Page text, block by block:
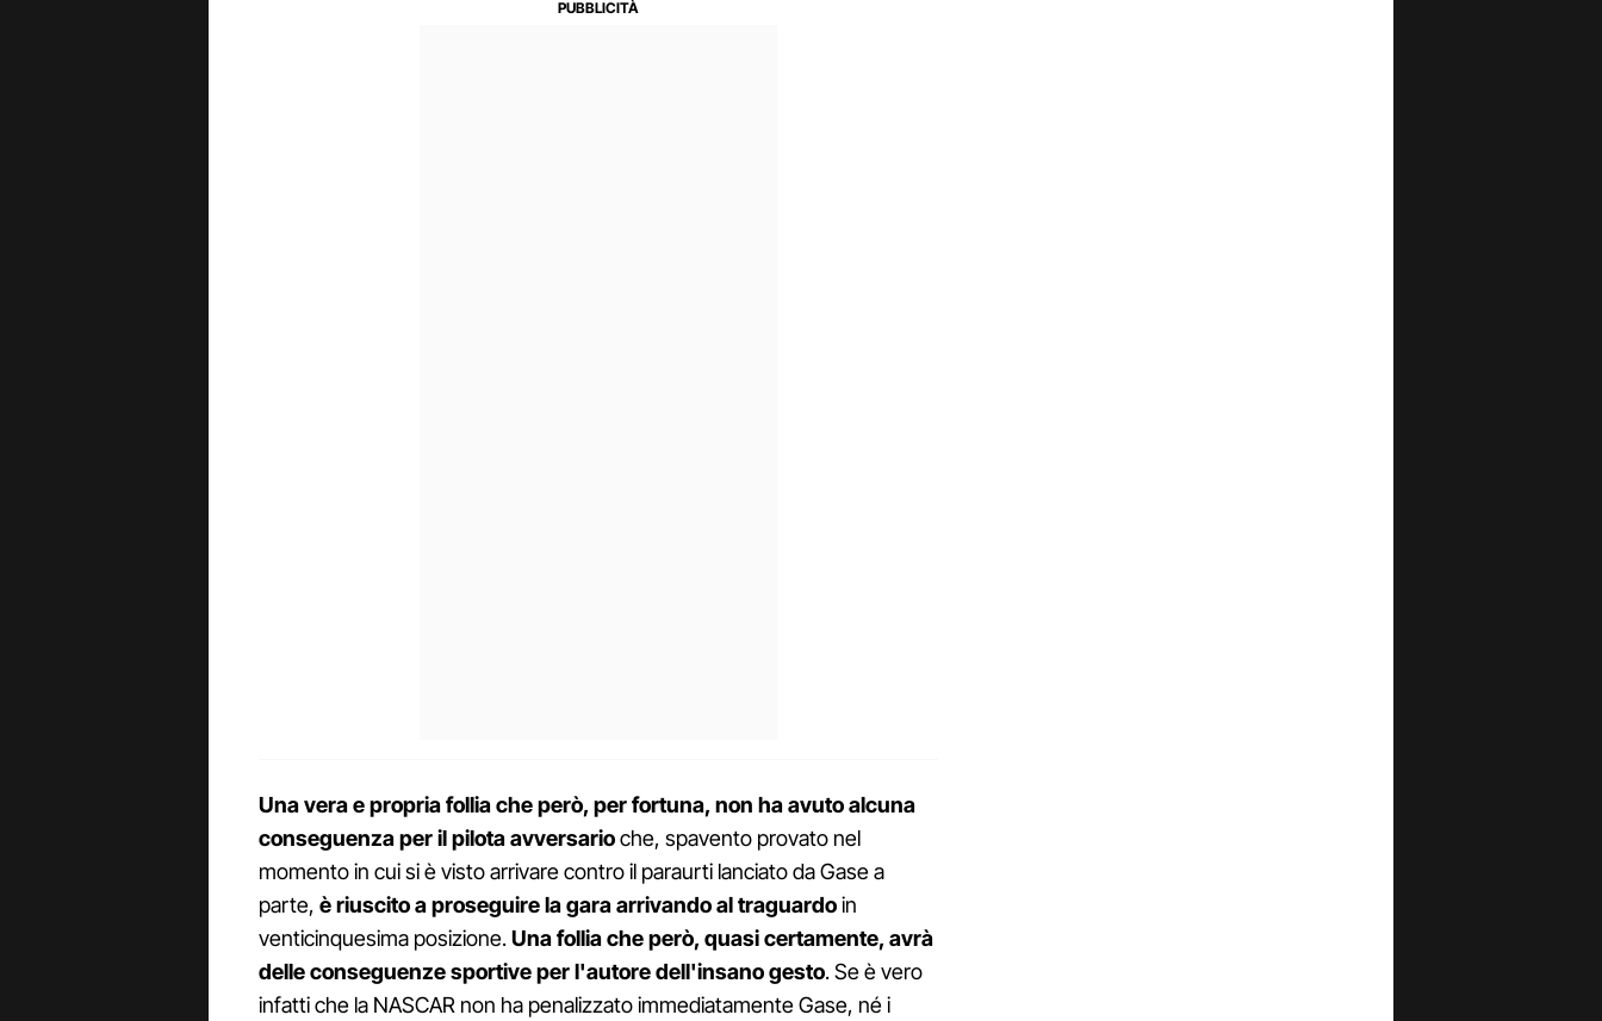
Una vera e propria follia che però, per fortuna, non ha avuto alcuna
conseguenza per il pilota avversarioche, spavento provato nel
momento in cui si è visto arrivare contro il paraurti lanciato da Gase a
parte, è riuscito a proseguire la gara arrivando al traguardoin
venticinquesima posizione.Una follia che però, quasi certamente, avrà
delle conseguenze sportive per l'autore dell'insano gesto. Se è vero
infatti che la NASCAR non ha penalizzato immediatamente Gase, né i